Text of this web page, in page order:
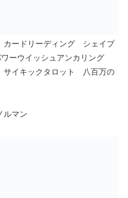
ードリーディング シェイプ
ーウイッシュアンカリング
サイキックタロット 八百万の
ルマン